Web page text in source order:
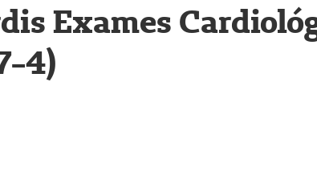
Exames
4)